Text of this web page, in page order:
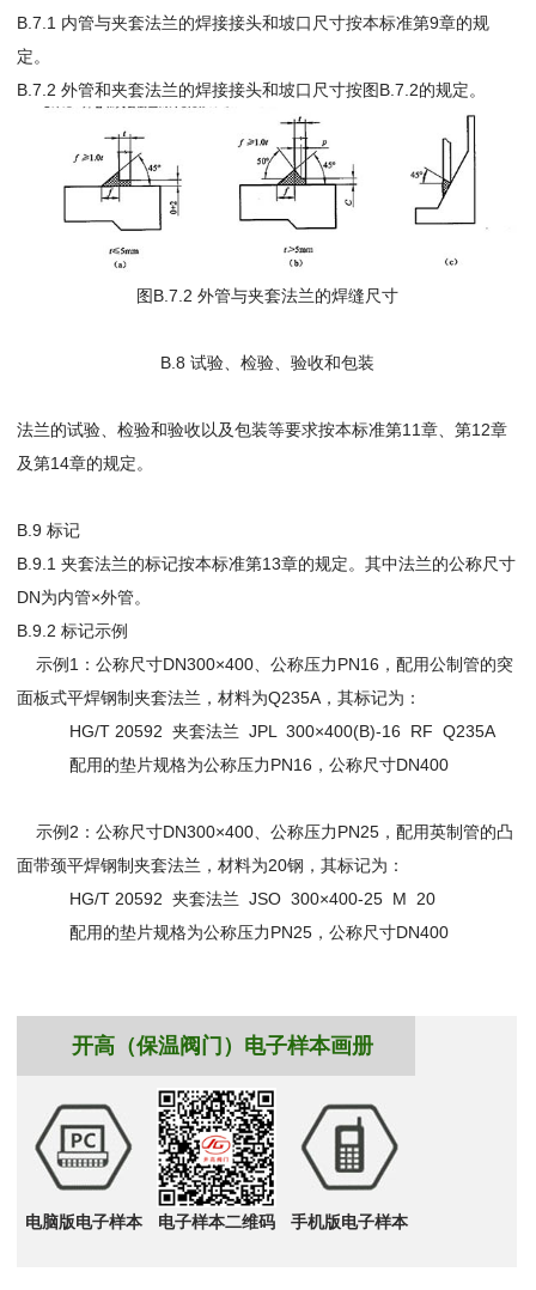
B.7.1 内管与夹套法兰的焊接接头和坡口尺寸按本标准第9章的规
定。
B.7.2 外管和夹套法兰的焊接接头和坡口尺寸按图B.7.2的规定。
图B.7.2 外管与夹套法兰的焊缝尺寸
B.8 试验、检验、验收和包装
法兰的试验、检验和验收以及包装等要求按本标准第11章、第12章
及第14章的规定。
B.9 标记
B.9.1 夹套法兰的标记按本标准第13章的规定。其中法兰的公称尺寸
DN为内管×外管。
B.9.2 标记示例
示例1：公称尺寸DN300×400、公称压力PN16，配用公制管的突
面板式平焊钢制夹套法兰，材料为Q235A，其标记为：
HG/T 20592 夹套法兰 JPL 300×400(B)-16 RF Q235A
配用的垫片规格为公称压力PN16，公称尺寸DN400
示例2：公称尺寸DN300×400、公称压力PN25，配用英制管的凸
面带颈平焊钢制夹套法兰，材料为20钢，其标记为：
HG/T 20592 夹套法兰 JSO 300×400-25 M 20
配用的垫片规格为公称压力PN25，公称尺寸DN400
开高（保温阀门）电子样本画册
电脑版电子样本 电子样本二维码 手机版电子样本